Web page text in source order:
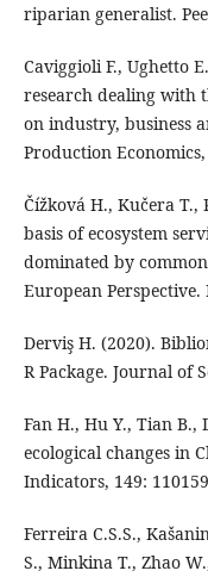
riparian generalist.
Caviggioli F., Ughetto
research dealing with
on industry, business
Production Economics,
Čížková H., Kučera T.,
basis of ecosystem
dominated by
European Perspective.
Derviş H. (2020).
R Package. Journal of
Fan H., Hu Y., Tian B.,
ecological changes in
Indicators, 149:
Ferreira C.S.S.,
S., Minkina T., Zhao